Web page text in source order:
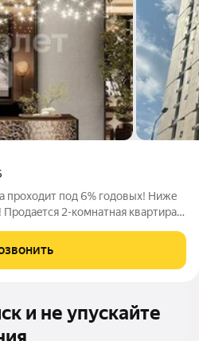
проходит под 6% годовых! Ниже
2-комнатная квартира-
Отличнoe мecто, 4 этаж, высокиe
и не упускайте